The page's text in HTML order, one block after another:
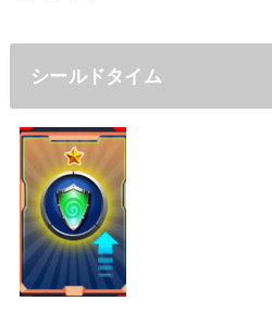
シールドタイム